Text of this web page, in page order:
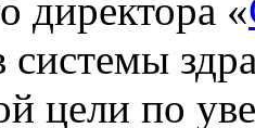
директора «
системы
цели по